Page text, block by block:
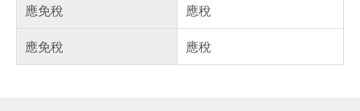
應免稅
應稅
應免稅
應稅